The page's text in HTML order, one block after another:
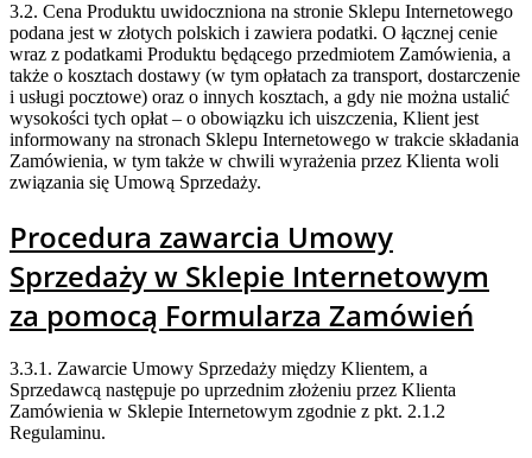
3.2. Cena Produktu uwidoczniona na stronie Sklepu Internetowego
podana jest w złotych polskich i zawiera podatki. O łącznej cenie
wraz z podatkami Produktu będącego przedmiotem Zamówienia, a
także o kosztach dostawy (w tym opłatach za transport, dostarczenie
i usługi pocztowe) oraz o innych kosztach, a gdy nie można ustalić
wysokości tych opłat – o obowiązku ich uiszczenia, Klient jest
informowany na stronach Sklepu Internetowego w trakcie składania
Zamówienia, w tym także w chwili wyrażenia przez Klienta woli
związania się Umową Sprzedaży.
Procedura zawarcia Umowy
Sprzedaży w Sklepie Internetowym
za pomocą Formularza Zamówień
3.3.1. Zawarcie Umowy Sprzedaży między Klientem, a
Sprzedawcą następuje po uprzednim złożeniu przez Klienta
Zamówienia w Sklepie Internetowym zgodnie z pkt. 2.1.2
Regulaminu.